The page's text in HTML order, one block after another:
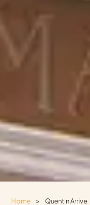
Home > Quentin Arrive